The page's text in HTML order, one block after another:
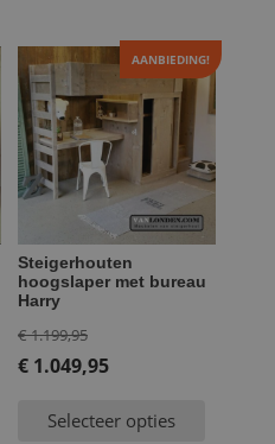
AANBIEDING!
Steigerhouten
hoogslaper met bureau
Harry
€1.199,95Oorspronkelijke
prijs
€ 1.199,95.
€1.049,95
prijsSelecteer opties